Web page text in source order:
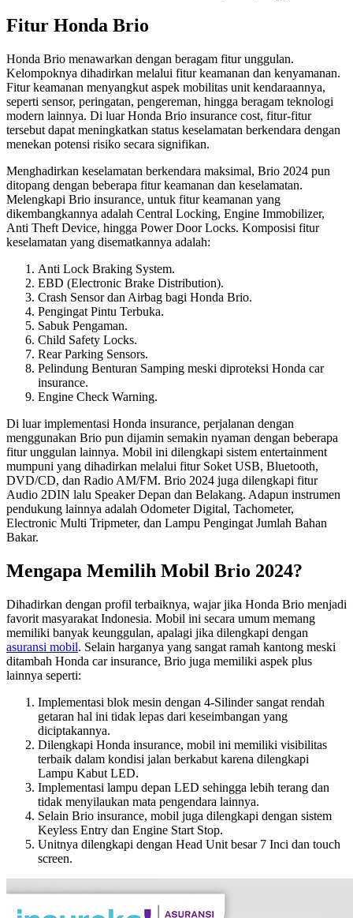
Fitur Honda Brio
Honda Brio menawarkan dengan beragam fitur unggulan.
Kelompoknya dihadirkan melalui fitur keamanan dan kenyamanan.
Fitur keamanan menyangkut aspek mobilitas unit kendaraannya,
seperti sensor, peringatan, pengereman, hingga beragam teknologi
modern lainnya. Di luar Honda Brio insurance cost, fitur-fitur
tersebut dapat meningkatkan status keselamatan berkendara dengan
menekan potensi risiko secara signifikan.
Menghadirkan keselamatan berkendara maksimal, Brio 2024 pun
ditopang dengan beberapa fitur keamanan dan keselamatan.
Melengkapi Brio insurance, untuk fitur keamanan yang
dikembangkannya adalah Central Locking, Engine Immobilizer,
Anti Theft Device, hingga Power Door Locks. Komposisi fitur
keselamatan yang disematkannya adalah:
Anti Lock Braking System.
EBD (Electronic Brake Distribution).
Crash Sensor dan Airbag bagi Honda Brio.
Pengingat Pintu Terbuka.
Sabuk Pengaman.
Child Safety Locks.
Rear Parking Sensors.
Pelindung Benturan Samping meski diproteksi Honda car
insurance.
Engine Check Warning.
Di luar implementasi Honda insurance, perjalanan dengan
menggunakan Brio pun dijamin semakin nyaman dengan beberapa
fitur unggulan lainnya. Mobil ini dilengkapi sistem entertainment
mumpuni yang dihadirkan melalui fitur Soket USB, Bluetooth,
DVD/CD, dan Radio AM/FM. Brio 2024 juga dilengkapi fitur
Audio 2DIN lalu Speaker Depan dan Belakang. Adapun instrumen
pendukung lainnya adalah Odometer Digital, Tachometer,
Electronic Multi Tripmeter, dan Lampu Pengingat Jumlah Bahan
Bakar.
Mengapa Memilih Mobil Brio 2024?
Dihadirkan dengan profil terbaiknya, wajar jika Honda Brio menjadi
favorit masyarakat Indonesia. Mobil ini secara umum memang
memiliki banyak keunggulan, apalagi jika dilengkapi dengan
asuransi mobil. Selain harganya yang sangat ramah kantong meski
ditambah Honda car insurance, Brio juga memiliki aspek plus
lainnya seperti:
Implementasi blok mesin dengan 4-Silinder sangat rendah
getaran hal ini tidak lepas dari keseimbangan yang
diciptakannya.
Dilengkapi Honda insurance, mobil ini memiliki visibilitas
terbaik dalam kondisi jalan berkabut karena dilengkapi
Lampu Kabut LED.
Implementasi lampu depan LED sehingga lebih terang dan
tidak menyilaukan mata pengendara lainnya.
Selain Brio insurance, mobil juga dilengkapi dengan sistem
Keyless Entry dan Engine Start Stop.
Unitnya dilengkapi dengan Head Unit besar 7 Inci dan touch
screen.